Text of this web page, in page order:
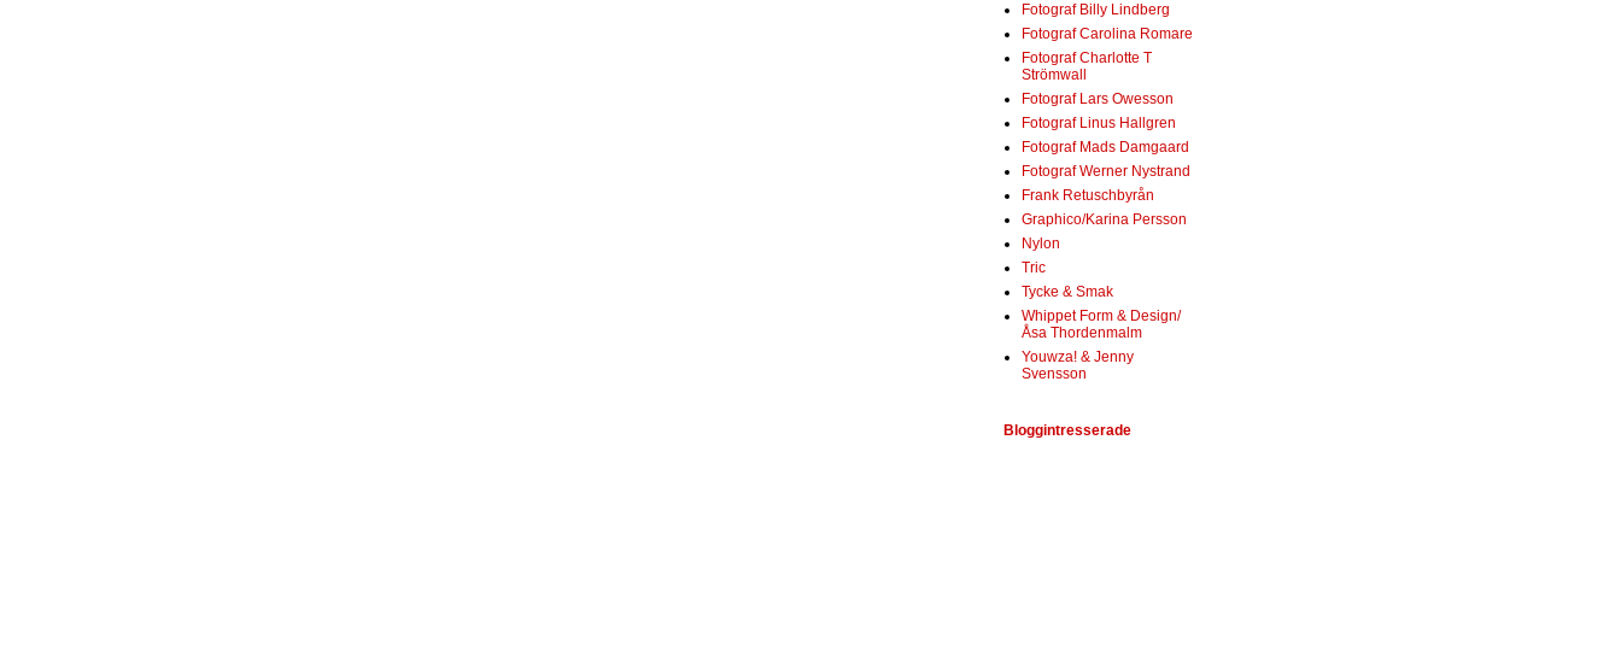
Fotograf Billy Lindberg
Fotograf Carolina Romare
Fotograf Charlotte T
Strömwall
Fotograf Lars Owesson
Fotograf Linus Hallgren
Fotograf Mads Damgaard
Fotograf Werner Nystrand
Frank Retuschbyrån
Graphico/Karina Persson
Nylon
Tric
Tycke & Smak
Whippet Form & Design/
Åsa Thordenmalm
Youwza! & Jenny
Svensson
Bloggintresserade